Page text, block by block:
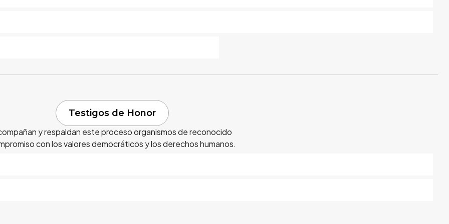
Testigos de Honor
y respaldan este proceso organismos de reconocido
con los valores democráticos y los derechos humanos.